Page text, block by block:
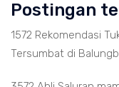
Postingan
1572 Rekomendasi
Tersumbat di